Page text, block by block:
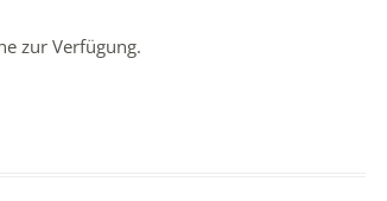
zur Verfügung.